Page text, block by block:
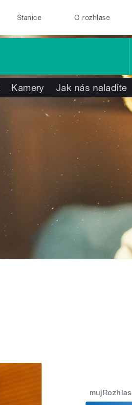
Stanice O rozhlase
Kamery Jak nás naladíte
mujRozhlas